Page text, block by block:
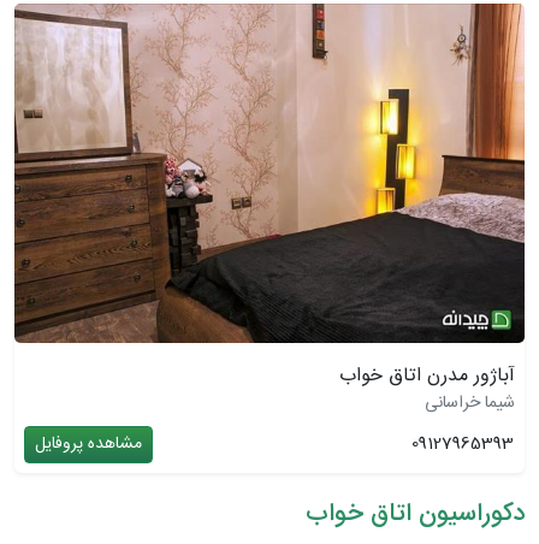
آباژور مدرن اتاق خواب
شیما خراسانی
09127965393
مشاهده پروفایل
دکوراسیون اتاق خواب